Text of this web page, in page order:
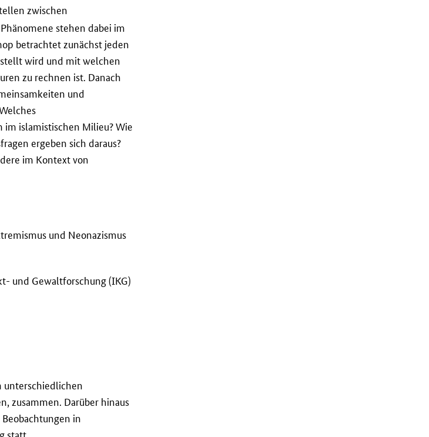
zwischen
stehen dabei im
betrachtet zunächst jeden
wird und mit welchen
zu rechnen ist. Danach
und
islamistischen Milieu? Wie
ergeben sich daraus?
im Kontext von
und Neonazismus
und Gewaltforschung (IKG)
unterschiedlichen
zusammen. Darüber hinaus
in
statt.